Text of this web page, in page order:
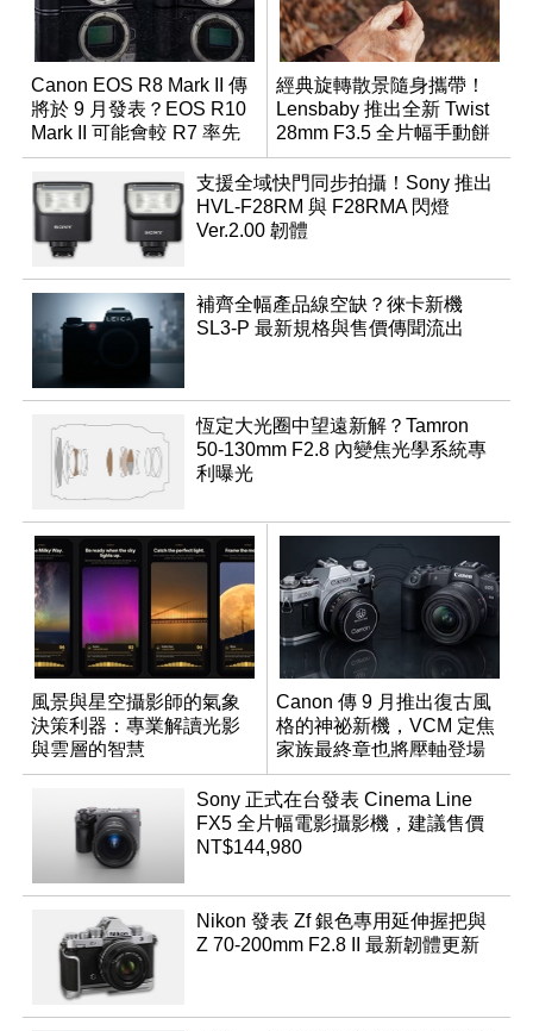
Canon EOS R8 Mark II 傳
將於 9 月發表？EOS R10
Mark II 可能會較 R7 率先
推出
經典旋轉散景隨身攜帶！
Lensbaby 推出全新 Twist
28mm F3.5 全片幅手動餅
乾鏡
支援全域快門同步拍攝！Sony 推出
HVL-F28RM 與 F28RMA 閃燈
Ver.2.00 韌體
補齊全幅產品線空缺？徠卡新機
SL3-P 最新規格與售價傳聞流出
恆定大光圈中望遠新解？Tamron
50-130mm F2.8 內變焦光學系統專
利曝光
風景與星空攝影師的氣象
決策利器：專業解讀光影
與雲層的智慧
App「Atmos」登場
Canon 傳 9 月推出復古風
格的神祕新機，VCM 定焦
家族最終章也將壓軸登場
Sony 正式在台發表 Cinema Line
FX5 全片幅電影攝影機，建議售價
NT$144,980
Nikon 發表 Zf 銀色專用延伸握把與
Z 70-200mm F2.8 II 最新韌體更新